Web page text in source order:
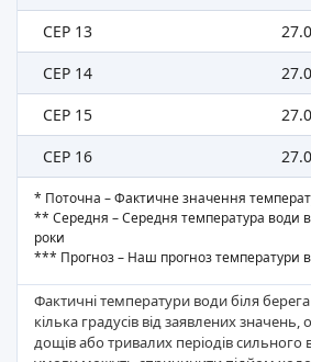
СЕР 13
СЕР 14
СЕР 15
СЕР 16
* Поточна – Фактичне значення
** Середня – Середня температура води
роки
*** Прогноз – Наш прогноз температури
Фактичні температури води біля
кілька градусів від заявлених
дощів або тривалих періодів сильного